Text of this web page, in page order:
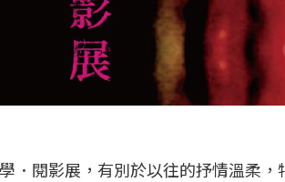
．閱影展，有別於以往的抒情溫柔